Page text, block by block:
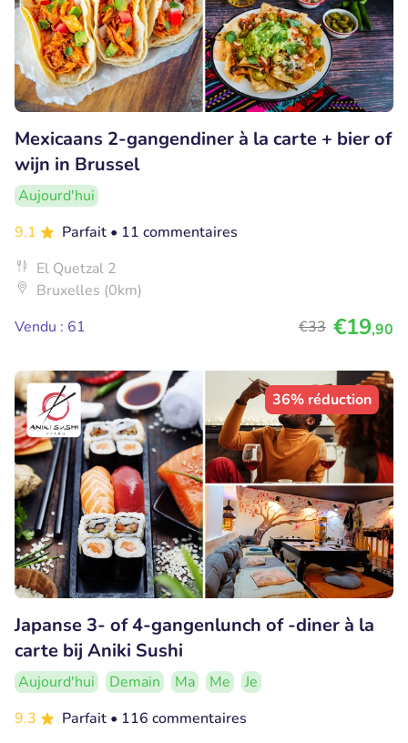
Mexicaans 2-gangendiner à la carte + bier of
wijn in Brussel
Aujourd'hui
9.1
Parfait • 11 commentaires
El Quetzal 2
Bruxelles (0km)
Vendu : 61
€33 €19,90
36% réduction
Japanse 3- of 4-gangenlunch of -diner à la
carte bij Aniki Sushi
Aujourd'hui Demain Ma Me
Je
9.3
Parfait • 116 commentaires